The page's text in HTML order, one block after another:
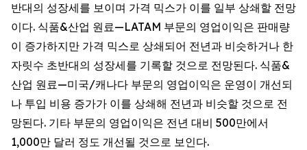
반대의 성장세를 보이며 가격 믹스가 이를 일부 상쇄할 전망
이다. 식품&산업 원료—LATAM 부문의 영업이익은 판매량
이 증가하지만 가격 믹스로 상쇄되어 전년과 비슷하거나 한
자릿수 초반대의 성장세를 기록할 것으로 전망된다. 식품&
산업 원료—미국/캐나다 부문의 영업이익은 운영이 개선되
나 투입 비용 증가가 이를 상쇄해 전년과 비슷할 것으로 전
망된다. 기타 부문의 영업이익은 전년 대비 500만에서
1,000만 달러 정도 개선될 것으로 보인다.